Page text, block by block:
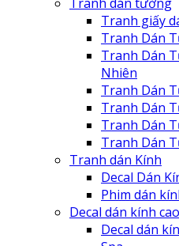
Tranh giấy
Tranh Dán
Tranh Dán
Nhiên
Tranh Dán
Tranh Dán
Tranh Dán
Tranh Dán
Tranh dán Kính
Decal Dán
Phim dán
Decal dán kính
Decal dán